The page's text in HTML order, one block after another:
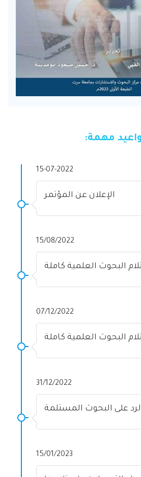
مواعيد مهمة:
15-07-2022
الإعلان عن المؤتمر
15/08/2022
البحوث العلمية كاملة
07/12/2022
البحوث العلمية كاملة
31/12/2022
على البحوث المستلمة
15/01/2023